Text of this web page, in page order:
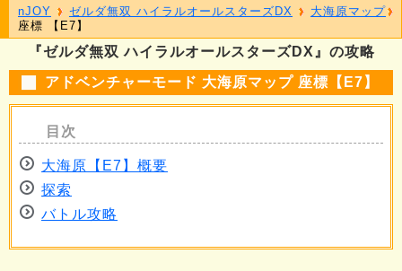
『ゼルダ無双 ハイラルオールスターズDX』の攻略
アドベンチャーモード 大海原マップ 座標【E7】
大海原【E7】概要
探索
バトル攻略
nJOY ゼルダ無双 ハイラルオールスターズDX
大海原マップ
座標 【E7】